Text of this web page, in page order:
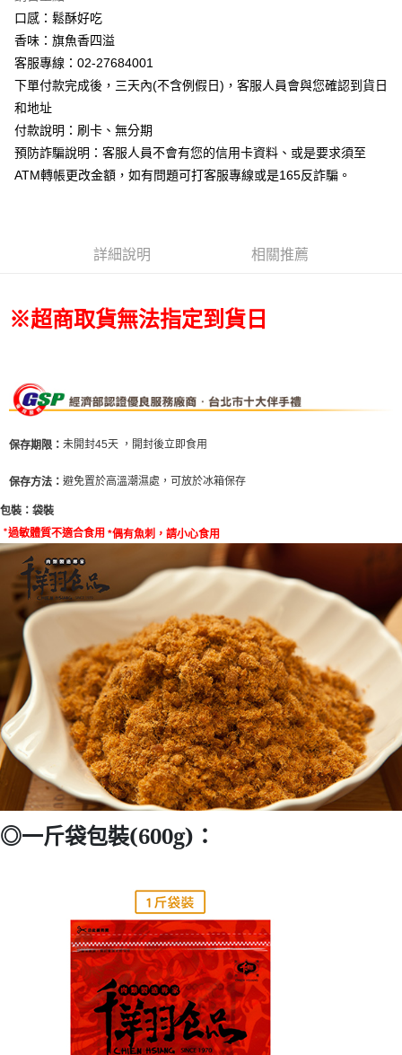
出貨⭐
每筆NT$80，滿NT$799(含以上)免運費
【無法指定出貨日及到貨日】付款後全家取貨⭐依訂購順序安
排出貨⭐
【無法指定出貨日及到貨日】7-11取貨付款⭐依訂購順序安排
出貨⭐
宅配(新竹/郵局)無法指定到貨時段
口感：鬆酥好吃
香味：旗魚香四溢
客服專線：02-27684001
下單付款完成後，三天內(不含例假日)，客服人員會與您確認到貨日
和地址
付款說明：刷卡、無分期
預防詐騙說明：客服人員不會有您的信用卡資料、或是要求須至
ATM轉帳更改金額，如有問題可打客服專線或是165反詐騙。
詳細說明 相關推薦
※超商取貨無法指定到貨日
保存期限： 未開封45天 ，開封後立即食用
保存方法： 避免置於高溫潮濕處，可放於冰箱保存
包裝： 袋裝
*過敏體質不適合食用 *偶有魚刺，請小心食用
◎一斤袋包裝(600g)：